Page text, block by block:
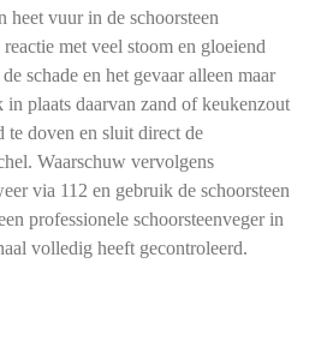
heet vuur in de schoorsteen
met veel stoom en gloeiend
schade en het gevaar alleen maar
plaats daarvan zand of keukenzout
te doven en sluit direct de
Waarschuw vervolgens
via 112 en gebruik de schoorsteen
professionele schoorsteenveger in
volledig heeft gecontroleerd.